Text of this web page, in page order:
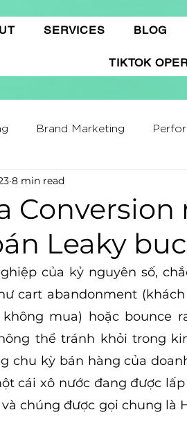
SERVICES BLOG
TIKTOK
Brand Marketing​
Marketing
Quảng cáo Tiktok
Marketing Automation
Conversion
Leaky
8 min read
của kỷ nguyên số,
cart abandonment
mua) hoặc bounce
thể tránh khỏi trong
chu kỳ bán hàng của
cái xô nước đang được
chúng được gọi chung là